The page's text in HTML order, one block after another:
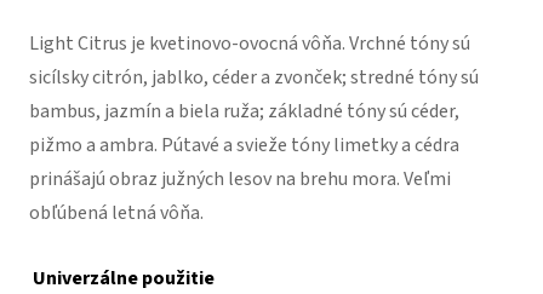
Light Citrus je kvetinovo-ovocná vôňa. Vrchné tóny sú
sicílsky citrón, jablko, céder a zvonček; stredné tóny sú
bambus, jazmín a biela ruža; základné tóny sú céder,
pižmo a ambra. Pútavé a svieže tóny limetky a cédra
prinášajú obraz južných lesov na brehu mora. Veľmi
obľúbená letná vôňa.
Univerzálne použitie